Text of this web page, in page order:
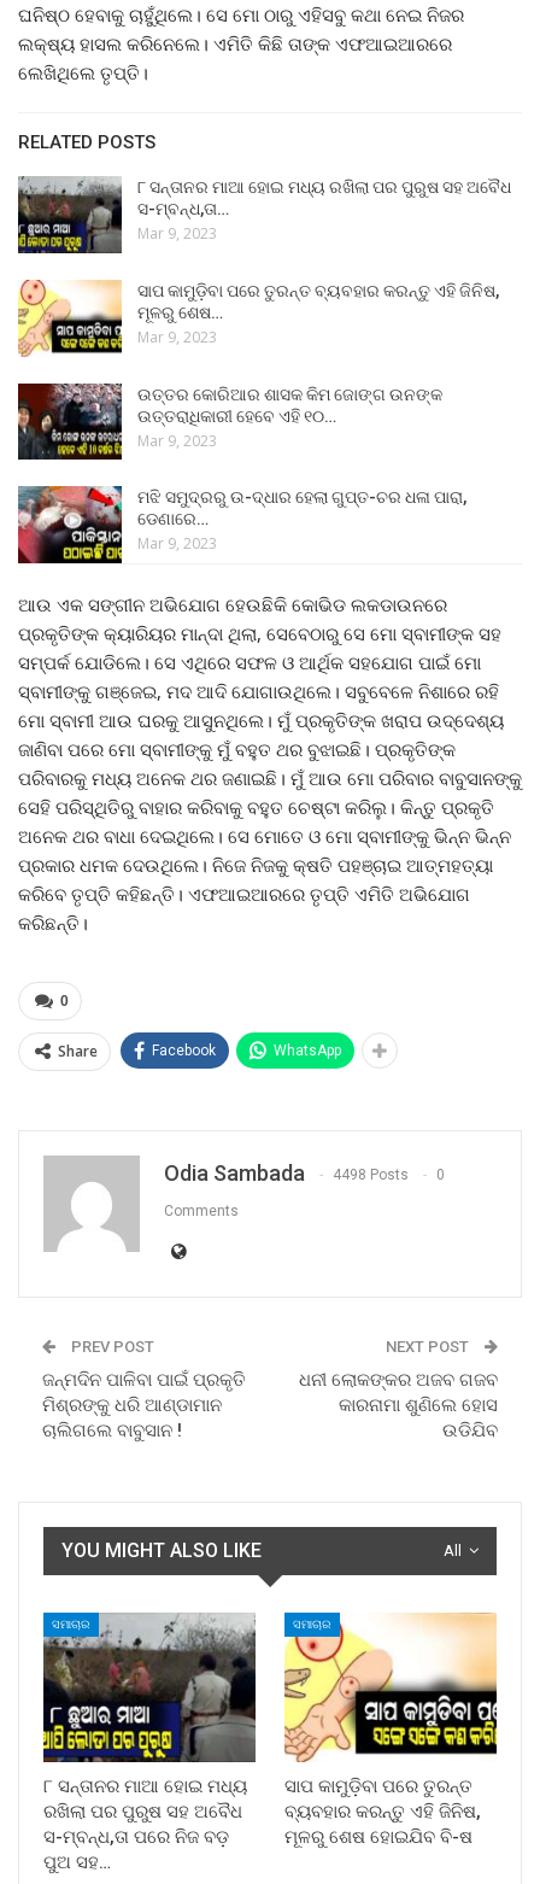
ଘନିଷ୍ଠ ହେବାକୁ ଚାହୁଁଥିଲେ। ସେ ମୋ ଠାରୁ ଏହିସବୁ କଥା ନେଇ ନିଜର
ଲକ୍ଷ୍ୟ ହାସଲ କରିନେଲେ। ଏମିତି କିଛି ତାଙ୍କ ଏଫଆଇଆରରେ
ଲେଖିଥିଲେ ତୃପ୍ତି।
RELATED POSTS
୮ ସନ୍ତାନର ମାଆ ହୋଇ ମଧ୍ୟ ରଖିଲା ପର ପୁରୁଷ ସହ ଅବୈଧ
ସ-ମ୍ବନ୍ଧ,ତା…
Mar 9, 2023
ସାପ କାମୁଡ଼ିବା ପରେ ତୁରନ୍ତ ବ୍ୟବହାର କରନ୍ତୁ ଏହି ଜିନିଷ,
ମୂଳରୁ ଶେଷ…
Mar 9, 2023
ଉତ୍ତର କୋରିଆର ଶାସକ କିମ ଜୋଙ୍ଗ ଉନଙ୍କ
ଉତ୍ତରାଧିକାରୀ ହେବେ ଏହି ୧୦…
Mar 9, 2023
ମଝି ସମୁଦ୍ରରୁ ଉ-ଦ୍ଧାର ହେଲା ଗୁପ୍ତ-ଚର ଧଳା ପାରା,
ଡେଣାରେ…
Mar 9, 2023
ଆଉ ଏକ ସଙ୍ଗୀନ ଅଭିଯୋଗ ହେଉଛିକି କୋଭିଡ ଲକଡାଉନରେ
ପ୍ରକୃତିଙ୍କ କ୍ୟାରିୟର ମାନ୍ଦା ଥିଲା, ସେବେଠାରୁ ସେ ମୋ ସ୍ବାମୀଙ୍କ ସହ
ସମ୍ପର୍କ ଯୋଡିଲେ। ସେ ଏଥିରେ ସଫଳ ଓ ଆର୍ଥିକ ସହଯୋଗ ପାଇଁ ମୋ
ସ୍ବାମୀଙ୍କୁ ଗଞ୍ଜେଇ, ମଦ ଆଦି ଯୋଗାଉଥିଲେ। ସବୁବେଳେ ନିଶାରେ ରହି
ମୋ ସ୍ବାମୀ ଆଉ ଘରକୁ ଆସୁନଥିଲେ। ମୁଁ ପ୍ରକୃତିଙ୍କ ଖରାପ ଉଦ୍ଦେଶ୍ୟ
ଜାଣିବା ପରେ ମୋ ସ୍ବାମୀଙ୍କୁ ମୁଁ ବହୁତ ଥର ବୁଝାଇଛି। ପ୍ରକୃତିଙ୍କ
ପରିବାରକୁ ମଧ୍ୟ ଅନେକ ଥର ଜଣାଇଛି। ମୁଁ ଆଉ ମୋ ପରିବାର ବାବୁସାନଙ୍କୁ
ସେହି ପରିସ୍ଥିତିରୁ ବାହାର କରିବାକୁ ବହୁତ ଚେଷ୍ଟା କରିଲୁ। କିନ୍ତୁ ପ୍ରକୃତି
ଅନେକ ଥର ବାଧା ଦେଇଥିଲେ। ସେ ମୋତେ ଓ ମୋ ସ୍ବାମୀଙ୍କୁ ଭିନ୍ନ ଭିନ୍ନ
ପ୍ରକାର ଧମକ ଦେଉଥିଲେ। ନିଜେ ନିଜକୁ କ୍ଷତି ପହଞ୍ଚାଇ ଆତ୍ମହତ୍ୟା
କରିବେ ତୃପ୍ତି କହିଛନ୍ତି। ଏଫଆଇଆରରେ ତୃପ୍ତି ଏମିତି ଅଭିଯୋଗ
କରିଛନ୍ତି।
0
Share Facebook WhatsApp
Odia Sambada 4498 Posts 0
Comments
PREV POST
ଜନ୍ମଦିନ ପାଳିବା ପାଇଁ ପ୍ରକୃତି
ମିଶ୍ରଙ୍କୁ ଧରି ଆଣ୍ଡାମାନ
ଚାଲିଗଲେ ବାବୁସାନ !
NEXT POST
ଧନୀ ଲୋକଙ୍କର ଅଜବ ଗଜବ
କାରନାମା ଶୁଣିଲେ ହୋସ
ଉଡିଯିବ
All
YOU MIGHT ALSO LIKE
ସମାଚାର
୮ ସନ୍ତାନର ମାଆ ହୋଇ ମଧ୍ୟ
ରଖିଲା ପର ପୁରୁଷ ସହ ଅବୈଧ
ସ-ମ୍ବନ୍ଧ,ତା ପରେ ନିଜ ବଡ଼
ପୁଅ ସହ…
ସମାଚାର
ସାପ କାମୁଡ଼ିବା ପରେ ତୁରନ୍ତ
ବ୍ୟବହାର କରନ୍ତୁ ଏହି ଜିନିଷ,
ମୂଳରୁ ଶେଷ ହୋଇଯିବ ବି-ଷ